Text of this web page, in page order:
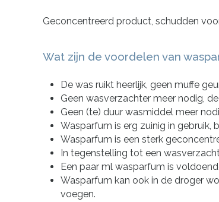
Geconcentreerd product, schudden
Wat zijn de voordelen van
De was ruikt heerlijk, geen muffe
Geen wasverzachter meer nodig,
Geen (te) duur wasmiddel meer
Wasparfum is erg zuinig in gebruik,
Wasparfum is een sterk
In tegenstelling tot een
Een paar ml wasparfum is
Wasparfum kan ook in de droger
voegen.